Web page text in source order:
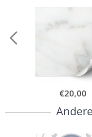
Special
Price
€20,00